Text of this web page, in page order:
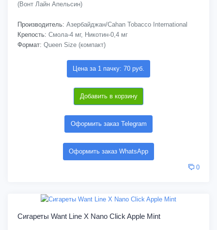
(Вонт Лайн Апельсин)
Производитель: Азербайджан/Cahan Tobacco International
Крепость: Смола-4 мг, Никотин-0,4 мг
Формат: Queen Size (компакт)
Цена за 1 пачку: 70 руб.
Добавить в корзину
Оформить заказ Telegram
Оформить заказ WhatsApp
0
Сигареты Want Line X Nano Click Apple Mint